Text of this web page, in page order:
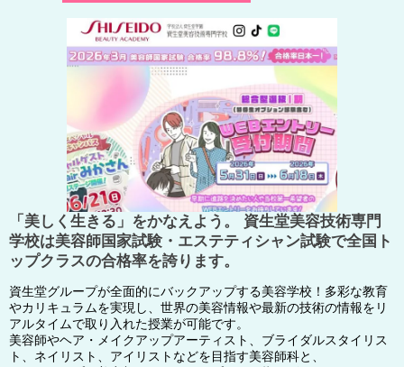
「美しく生きる」をかなえよう。 資生堂美容技術専門
学校は美容師国家試験・エステティシャン試験で全国ト
ップクラスの合格率を誇ります。
資生堂グループが全面的にバックアップする美容学校！多彩な教育
やカリキュラムを実現し、世界の美容情報や最新の技術の情報をリ
アルタイムで取り入れた授業が可能です。
美容師やヘア・メイクアップアーティスト、ブライダルスタイリス
ト、ネイリスト、アイリストなどを目指す美容師科と、